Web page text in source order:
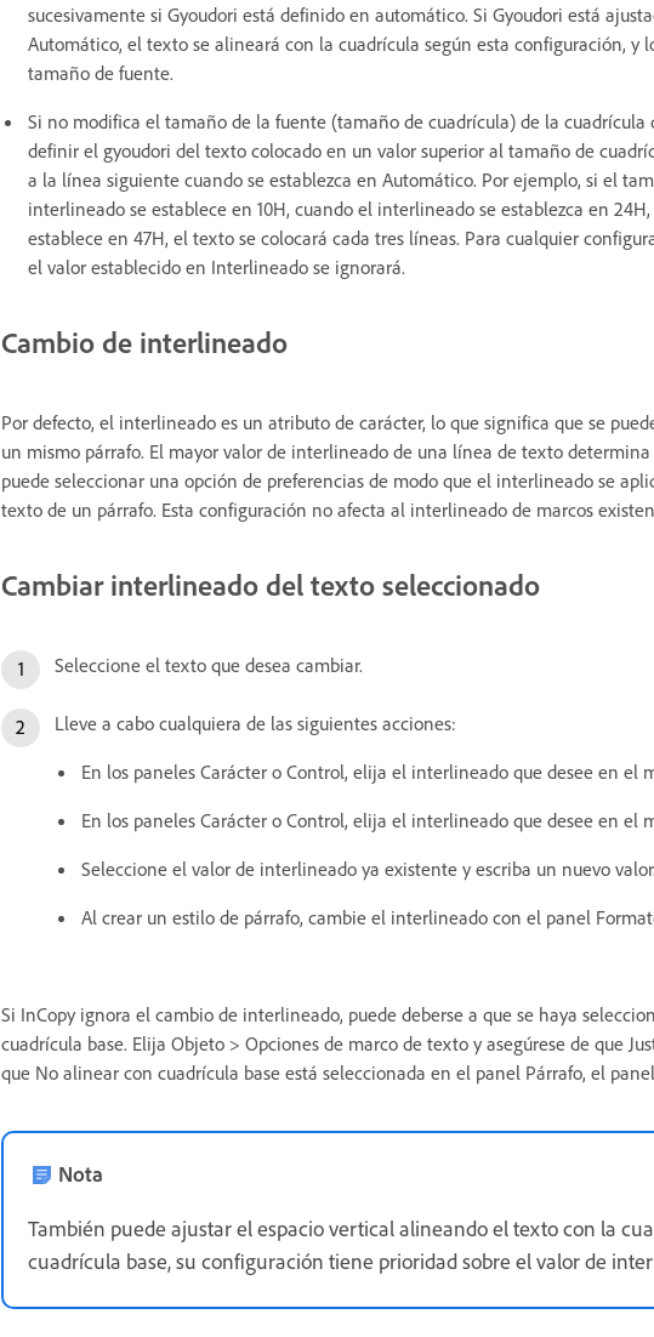
sucesivamente si Gyoudori está definido en automático. Si Gyoudori está
Automático, el texto se alineará con la cuadrícula según esta configuración, y
tamaño de fuente.
Si no modifica el tamaño de la fuente (tamaño de cuadrícula) de la
definir el gyoudori del texto colocado en un valor superior al tamaño de
a la línea siguiente cuando se establezca en Automático. Por ejemplo, si el
interlineado se establece en 10H, cuando el interlineado se establezca en
establece en 47H, el texto se colocará cada tres líneas. Para cualquier
el valor establecido en Interlineado se ignorará.
Cambio de interlineado
Por defecto, el interlineado es un atributo de carácter, lo que significa que se
un mismo párrafo. El mayor valor de interlineado de una línea de texto
puede seleccionar una opción de preferencias de modo que el interlineado se
texto de un párrafo. Esta configuración no afecta al interlineado de marcos
Cambiar interlineado del texto seleccionado
Seleccione el texto que desea cambiar.
Lleve a cabo cualquiera de las siguientes acciones:
En los paneles Carácter o Control, elija el interlineado que desee en el
En los paneles Carácter o Control, elija el interlineado que desee en el
Seleccione el valor de interlineado ya existente y escriba un nuevo valor.
Al crear un estilo de párrafo, cambie el interlineado con el panel
Si InCopy ignora el cambio de interlineado, puede deberse a que se haya
cuadrícula base. Elija Objeto > Opciones de marco de texto y asegúrese de que
que No alinear con cuadrícula base está seleccionada en el panel Párrafo, el
Nota
También puede ajustar el espacio vertical alineando el texto con la
cuadrícula base, su configuración tiene prioridad sobre el valor de